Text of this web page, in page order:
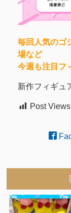
毎回人気のゴ
場など
今週も注目フ
新作フィギュ
Post